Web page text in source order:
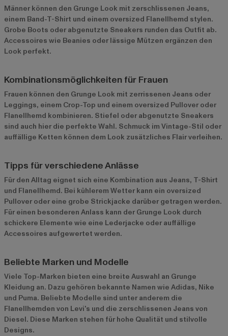
Männer können den Grunge Look mit zerschlissenen Jeans,
einem Band-T-Shirt und einem oversized Flanellhemd stylen.
Grobe Boots oder abgenutzte Sneakers runden das Outfit ab.
Accessoires wie Beanies oder lässige Mützen ergänzen den
Look perfekt.
Kombinationsmöglichkeiten für Frauen
Frauen können den Grunge Look mit zerrissenen Jeans oder
Leggings, einem Crop-Top und einem oversized Pullover oder
Flanellhemd kombinieren. Stiefel oder abgenutzte Sneakers
sind auch hier die perfekte Wahl. Schmuck im Vintage-Stil oder
auffällige Ketten können dem Look zusätzliches Flair verleihen.
Tipps für verschiedene Anlässe
Für den Alltag eignet sich eine Kombination aus Jeans, T-Shirt
und Flanellhemd. Bei kühlerem Wetter kann ein oversized
Pullover oder eine grobe Strickjacke darüber getragen werden.
Für einen besonderen Anlass kann der Grunge Look durch
schickere Elemente wie eine Lederjacke oder auffällige
Accessoires aufgewertet werden.
Beliebte Marken und Modelle
Viele Top-Marken bieten eine breite Auswahl an Grunge
Kleidung an. Dazu gehören bekannte Namen wie Adidas, Nike
und Puma. Beliebte Modelle sind unter anderem die
Flanellhemden von Levi's und die zerschlissenen Jeans von
Diesel. Diese Marken stehen für hohe Qualität und stilvolle
Designs.